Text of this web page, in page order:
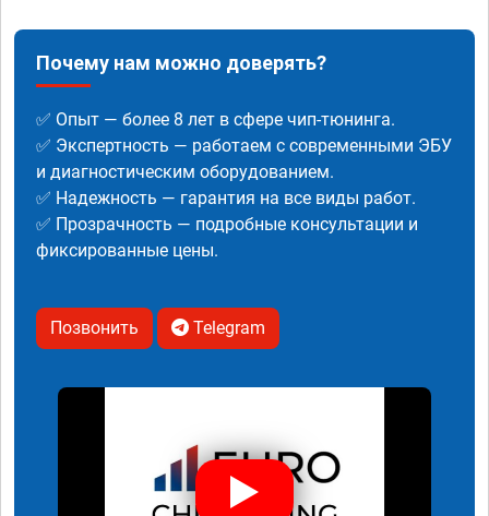
Почему нам можно доверять?
✅ Опыт — более 8 лет в сфере чип-тюнинга.
✅ Экспертность — работаем с современными ЭБУ
и диагностическим оборудованием.
✅ Надежность — гарантия на все виды работ.
✅ Прозрачность — подробные консультации и
фиксированные цены.
Позвонить Telegram